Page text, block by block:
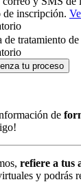
de inscripción.
tratamiento de
tu proceso
de
refiere a tus
y podrás